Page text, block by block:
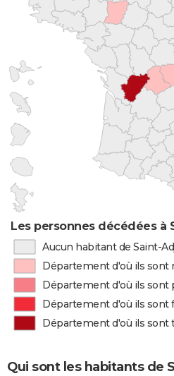
Les personnes décédées à
Aucun habitant de Saint-
Département d'où ils sont
Département d'où ils sont
Département d'où ils
Département d'où ils sont
Qui sont les habitants de